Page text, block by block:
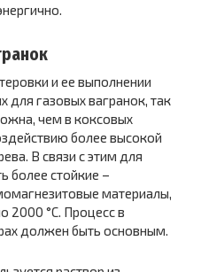
и ее выполнении
для газовых вагранок, так
чем в коксовых
более высокой
В связи с этим для
более стойкие –
материалы,
2000 °С. Процесс в
должен быть основным.